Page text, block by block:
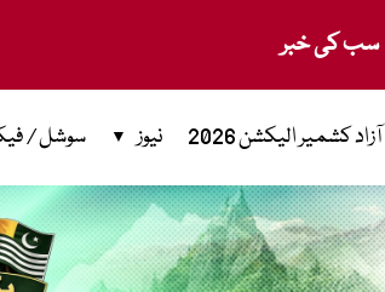
سب کی خبر
آزاد کشمیر الیکشن 2026 نیوز سوشل /